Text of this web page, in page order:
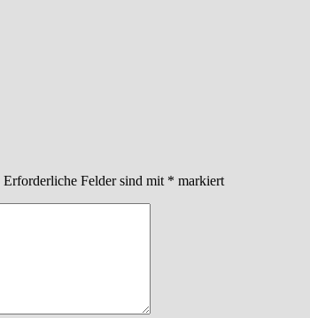
Erforderliche Felder sind mit * markiert